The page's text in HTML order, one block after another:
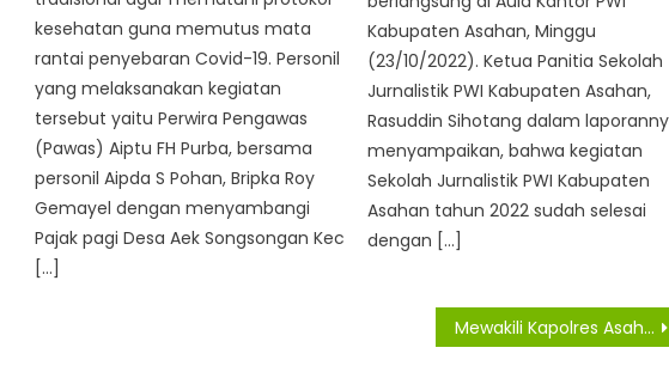
kesehatan guna memutus mata
rantai penyebaran Covid-19. Personil
yang melaksanakan kegiatan
tersebut yaitu Perwira Pengawas
(Pawas) Aiptu FH Purba, bersama
personil Aipda S Pohan, Bripka Roy
Gemayel dengan menyambangi
Pajak pagi Desa Aek Songsongan Kec
[…]
Kabupaten Asahan, Minggu
(23/10/2022). Ketua Panitia Sekolah
Jurnalistik PWI Kabupaten Asahan,
Rasuddin Sihotang dalam
menyampaikan, bahwa kegiatan
Sekolah Jurnalistik PWI Kabupaten
Asahan tahun 2022 sudah selesai
dengan […]
Mewakili Kapolres Asahan Melayat Kerumah Duka Wartawan, Kasie Humas Polres Asahan Sampaikan Turut Berduka Cita